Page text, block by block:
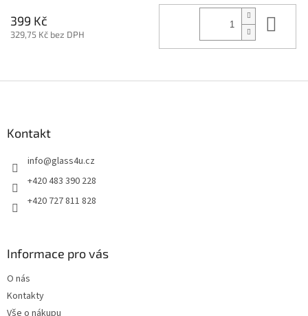
399 Kč
329,75 Kč bez DPH
Kontakt
info@glass4u.cz
+420 483 390 228
+420 727 811 828
Informace pro vás
O nás
Kontakty
Vše o nákupu